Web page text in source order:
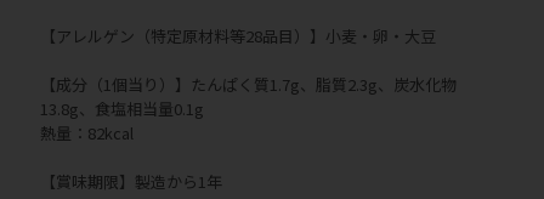
【アレルゲン（特定原材料等28品目）】小麦・卵・大豆
【成分（1個当り）】たんぱく質1.7g、脂質2.3g、炭水化物
13.8g、食塩相当量0.1g
熱量：82kcal
【賞味期限】製造から1年